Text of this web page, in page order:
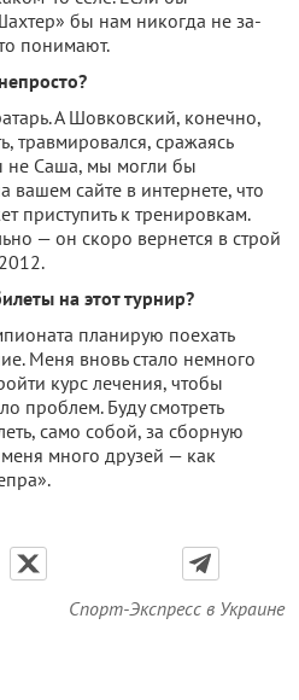
бы нам никогда не за­
понимают.
А Шовковский, ко­нечно,
травмировался, сражаясь
не Саша, мы могли бы
вашем сайте в интернете, что
приступить к трениров­кам.
— он скоро вернется в строй
на этот турнир?
планирую по­ехать
Меня вновь стало не­много
курс лечения, что­бы
проблем. Буду смотреть
само собой, за сборную
много друзей — как
Спорт-Экспресс в Украине